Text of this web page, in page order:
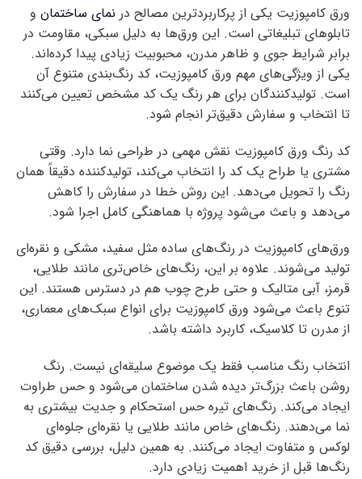
ورق کامپوزیت یکی از پرکاربردترین مصالح در نمای ساختمان و
تابلوهای تبلیغاتی است. این ورق‌ها به دلیل سبکی، مقاومت در
برابر شرایط جوی و ظاهر مدرن، محبوبیت زیادی پیدا کرده‌اند.
یکی از ویژگی‌های مهم ورق کامپوزیت، کد رنگ‌بندی متنوع آن
است. تولیدکنندگان برای هر رنگ یک کد مشخص تعیین می‌کنند
تا انتخاب و سفارش دقیق‌تر انجام شود.
کد رنگ ورق کامپوزیت نقش مهمی در طراحی نما دارد. وقتی
مشتری یا طراح یک کد را انتخاب می‌کند، تولیدکننده دقیقاً همان
رنگ را تحویل می‌دهد. این روش خطا در سفارش را کاهش
می‌دهد و باعث می‌شود پروژه با هماهنگی کامل اجرا شود.
ورق‌های کامپوزیت در رنگ‌های ساده مثل سفید، مشکی و نقره‌ای
تولید می‌شوند. علاوه بر این، رنگ‌های خاص‌تری مانند طلایی،
قرمز، آبی متالیک و حتی طرح چوب هم در دسترس هستند. این
تنوع باعث می‌شود ورق کامپوزیت برای انواع سبک‌های معماری،
از مدرن تا کلاسیک، کاربرد داشته باشد.
انتخاب رنگ مناسب فقط یک موضوع سلیقه‌ای نیست. رنگ
روشن باعث بزرگ‌تر دیده شدن ساختمان می‌شود و حس طراوت
ایجاد می‌کند. رنگ‌های تیره حس استحکام و جدیت بیشتری به
نما می‌دهند. رنگ‌های خاص مانند طلایی یا نقره‌ای جلوه‌ای
لوکس و متفاوت ایجاد می‌کنند. به همین دلیل، بررسی دقیق کد
رنگ‌ها قبل از خرید اهمیت زیادی دارد.